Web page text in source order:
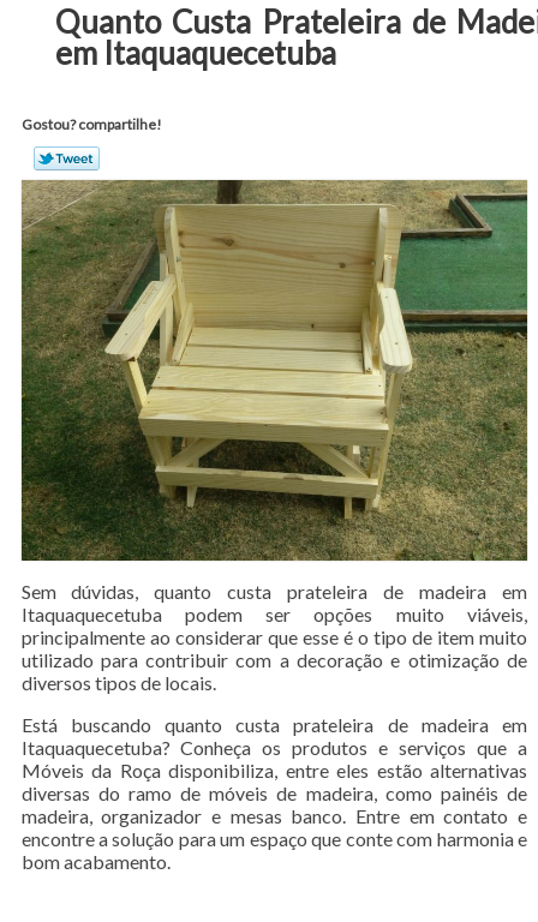
Quanto Custa Prateleira de
em Itaquaquecetuba
Gostou? compartilhe!
Sem dúvidas, quanto custa prateleira de madeira em
Itaquaquecetuba podem ser opções muito viáveis,
principalmente ao considerar que esse é o tipo de item muito
utilizado para contribuir com a decoração e otimização de
diversos tipos de locais.
Está buscando quanto custa prateleira de madeira em
Itaquaquecetuba? Conheça os produtos e serviços que a
Móveis da Roça disponibiliza, entre eles estão alternativas
diversas do ramo de móveis de madeira, como painéis de
madeira, organizador e mesas banco. Entre em contato e
encontre a solução para um espaço que conte com harmonia e
bom acabamento.